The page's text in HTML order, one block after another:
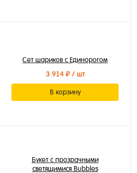
Сет шариков с Единорогом
3 914 ₽/ шт
В корзину
Букет с прозрачными
светящимися Bubbles